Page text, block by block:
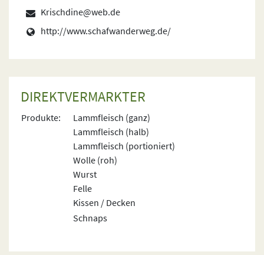
Krischdine@web.de
http://www.schafwanderweg.de/
DIREKTVERMARKTER
Produkte:
Lammfleisch (ganz)
Lammfleisch (halb)
Lammfleisch (portioniert)
Wolle (roh)
Wurst
Felle
Kissen / Decken
Schnaps